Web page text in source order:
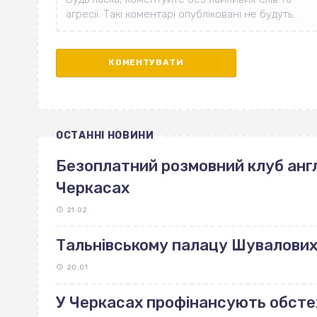
ОСТАННІ НОВИНИ
Безоплатний розмовний клуб
Черкасах
21:02
Тальнівському палацу
20:01
У Черкасах профінансують